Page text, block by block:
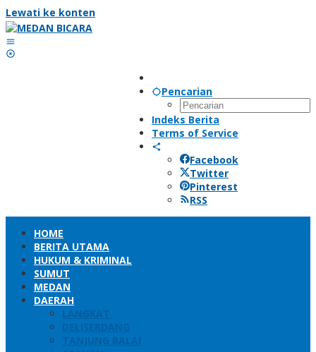
Lewati ke konten
Pencarian
Indeks Berita
Terms of Service
Facebook
Twitter
Pinterest
RSS
HOME
BERITA UTAMA
HUKUM & KRIMINAL
SUMUT
MEDAN
DAERAH
LANGKAT
DELISERDANG
TANJUNG BALAI